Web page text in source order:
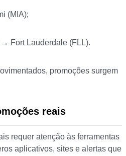
(MIA);
Fort Lauderdale (FLL).
promoções surgem
reais
requer atenção às ferramentas
aplicativos, sites e alertas que